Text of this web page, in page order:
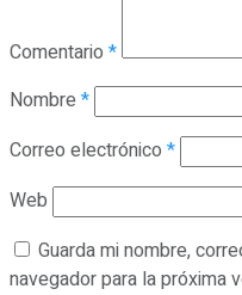
Comentario *
Nombre *
Correo electrónico *
Web
Guarda mi nombre,
navegador para la próxima